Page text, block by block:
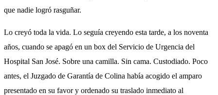
que nadie logró rasguñar.
Lo creyó toda la vida. Lo seguía creyendo esta tarde, a los noventa
años, cuando se apagó en un box del Servicio de Urgencia del
Hospital San José. Sobre una camilla. Sin cama. Custodiado. Poco
antes, el Juzgado de Garantía de Colina había acogido el amparo
presentado en su favor y ordenado su traslado inmediato al